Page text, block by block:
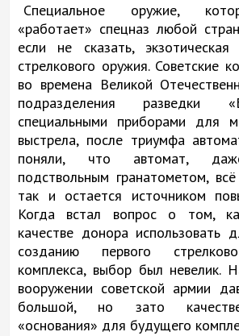
Специальное оружие,
«работает» спецназ любой
если не сказать, экзотическая
стрелкового оружия. Советские
во времена Великой
подразделения разведки
специальными приборами для
выстрела, после триумфа
поняли, что автомат,
подствольным гранатометом,
так и остается источником
Когда встал вопрос о том,
качестве донора использовать
созданию первого стрелково-
комплекса, выбор был невелик.
вооружении советской армии
большой, но зато
«основания» для будущего